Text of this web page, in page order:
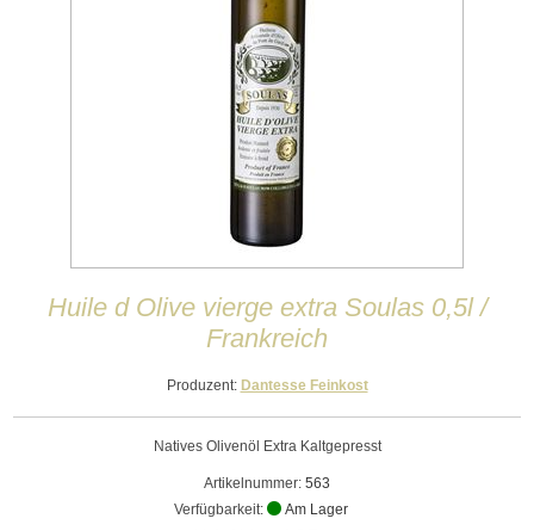
Huile d Olive vierge extra Soulas 0,5l /
Frankreich
Produzent: Dantesse Feinkost
Natives Olivenöl Extra Kaltgepresst
Artikelnummer: 563
Verfügbarkeit:
Am Lager